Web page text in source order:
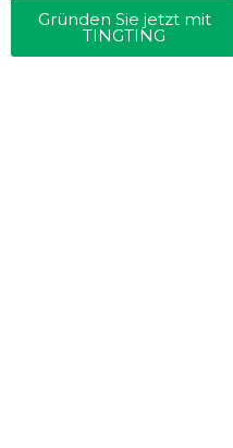
Gründen Sie jetzt mit
TINGTING